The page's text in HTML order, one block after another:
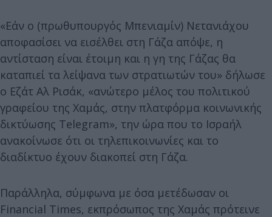
«Εάν ο (πρωθυπουργός Μπενιαμίν) Νετανιάχου
αποφασίσει να εισέλθει στη Γάζα απόψε, η
αντίσταση είναι έτοιμη και η γη της Γάζας θα
καταπιεί τα λείψανα των στρατιωτών του» δήλωσε
ο Εζάτ Αλ Ρισάκ, «ανώτερο μέλος του πολιτικού
γραφείου της Χαμάς, στην πλατφόρμα κοινωνικής
δικτύωσης Telegram», την ώρα που το Ισραήλ
ανακοίνωσε ότι οι τηλεπικοινωνίες και το
διαδίκτυο έχουν διακοπεί στη Γάζα.
Παράλληλα, σύμφωνα με όσα μετέδωσαν οι
Financial Times, εκπρόσωπος της Χαμάς πρότεινε